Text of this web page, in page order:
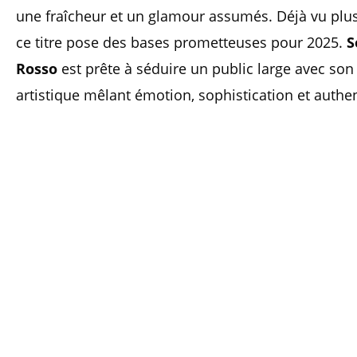
une fraîcheur et un glamour assumés. Déjà vu
ce titre pose des bases prometteuses pour 2025.
Rosso est prête à séduire un public large avec
artistique mêlant émotion, sophistication et